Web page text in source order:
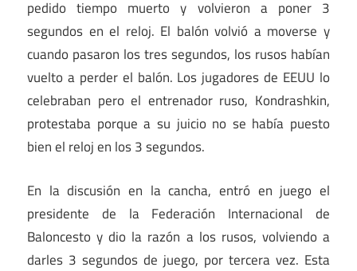
pedido tiempo muerto y volvieron a poner 3
segundos en el reloj. El balón volvió a moverse y
cuando pasaron los tres segundos, los rusos habían
vuelto a perder el balón. Los jugadores de EEUU lo
celebraban pero el entrenador ruso, Kondrashkin,
protestaba porque a su juicio no se había puesto
bien el reloj en los 3 segundos.
En la discusión en la cancha, entró en juego el
presidente de la Federación Internacional de
Baloncesto y dio la razón a los rusos, volviendo a
darles 3 segundos de juego, por tercera vez. Esta